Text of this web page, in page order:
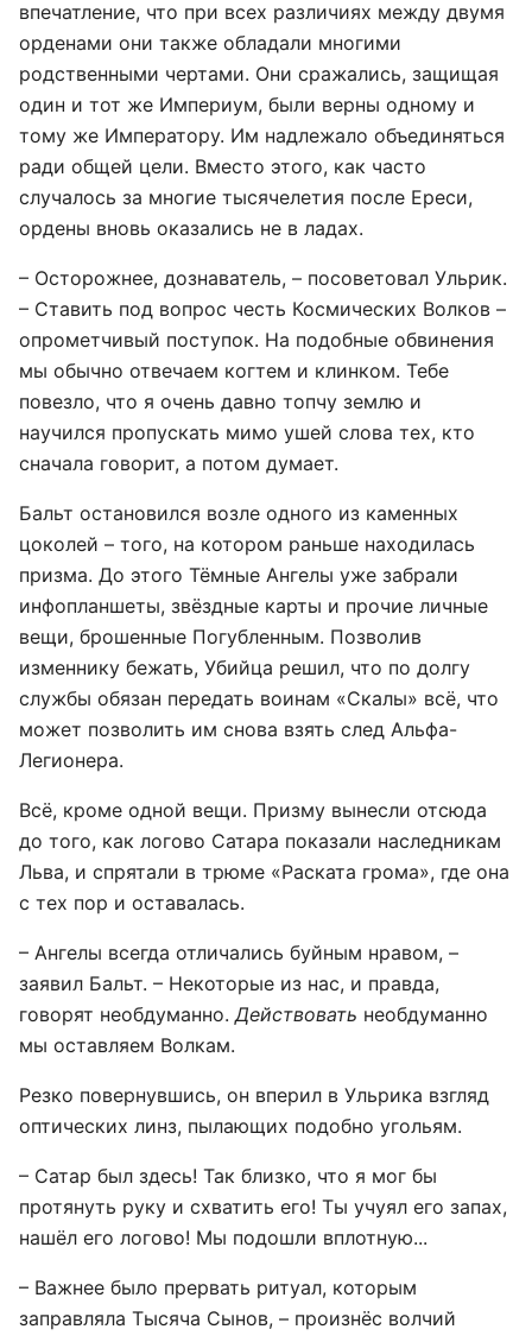
впечатление, что при всех различиях между двумя
орденами они также обладали многими
родственными чертами. Они сражались, защищая
один и тот же Империум, были верны одному и
тому же Императору. Им надлежало объединяться
ради общей цели. Вместо этого, как часто
случалось за многие тысячелетия после Ереси,
ордены вновь оказались не в ладах.
– Осторожнее, дознаватель, – посоветовал Ульрик.
– Ставить под вопрос честь Космических Волков –
опрометчивый поступок. На подобные обвинения
мы обычно отвечаем когтем и клинком. Тебе
повезло, что я очень давно топчу землю и
научился пропускать мимо ушей слова тех, кто
сначала говорит, а потом думает.
Бальт остановился возле одного из каменных
цоколей – того, на котором раньше находилась
призма. До этого Тёмные Ангелы уже забрали
инфопланшеты, звёздные карты и прочие личные
вещи, брошенные Погубленным. Позволив
изменнику бежать, Убийца решил, что по долгу
службы обязан передать воинам «Скалы» всё, что
может позволить им снова взять след Альфа-
Легионера.
Всё, кроме одной вещи. Призму вынесли отсюда
до того, как логово Сатара показали наследникам
Льва, и спрятали в трюме «Раската грома», где она
с тех пор и оставалась.
– Ангелы всегда отличались буйным нравом, –
заявил Бальт. – Некоторые из нас, и правда,
говорят необдуманно.Действовать необдуманно
мы оставляем Волкам.
Резко повернувшись, он вперил в Ульрика взгляд
оптических линз, пылающих подобно угольям.
– Сатар был здесь! Так близко, что я мог бы
протянуть руку и схватить его! Ты учуял его запах,
нашёл его логово! Мы подошли вплотную...
– Важнее было прервать ритуал, которым
заправляла Тысяча Сынов, – произнёс волчий